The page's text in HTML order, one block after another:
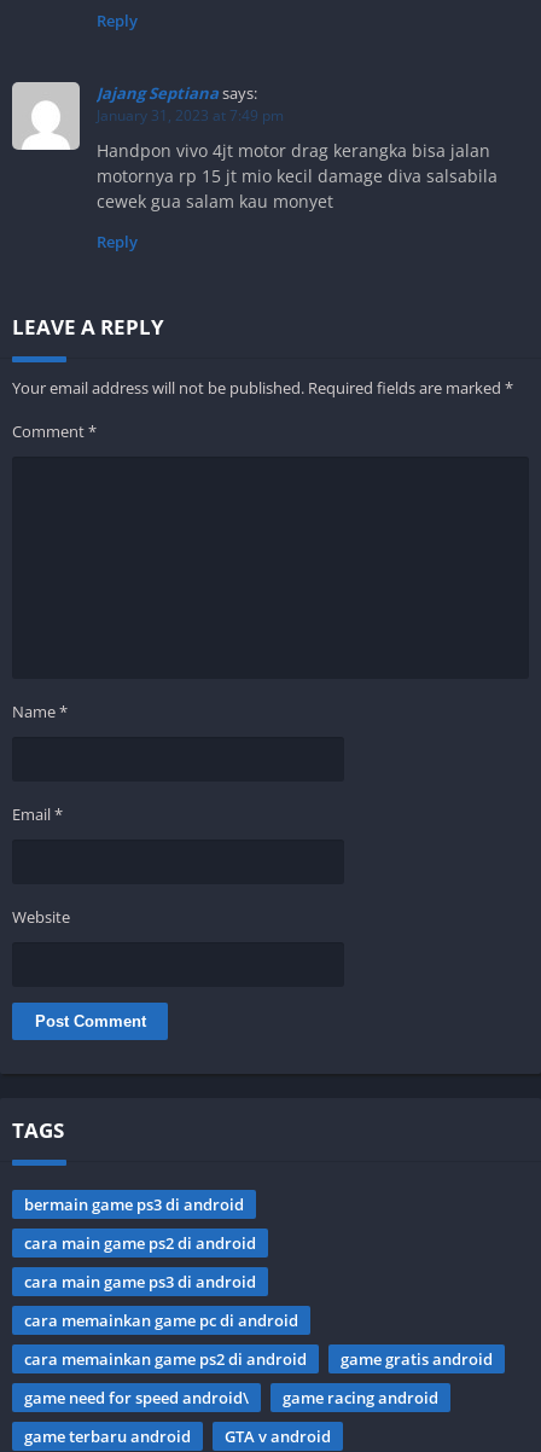
Reply
Jajang Septianasays:
January 31, 2023 at 7:49 pm
Handpon vivo 4jt motor drag kerangka bisa jalan
motornya rp 15 jt mio kecil damage diva salsabila
cewek gua salam kau monyet
Reply
LEAVE A REPLY
Your email address will not be published. Required fields are marked *
Comment*
Name*
Email*
Website
TAGS
bermain game ps3 di android
cara main game ps2 di android
cara main game ps3 di android
cara memainkan game pc di android
cara memainkan game ps2 di android
game gratis android
game need for speed android\
game racing android
game terbaru android
GTA v android